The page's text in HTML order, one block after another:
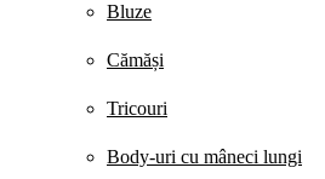
Bluze
Cămăși
Tricouri
Body-uri cu mâneci lungi